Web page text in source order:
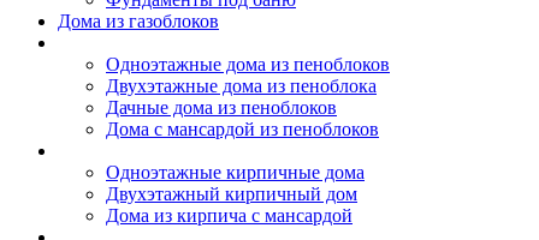
Дома из газоблоков
Одноэтажные дома из пеноблоков
Двухэтажные дома из пеноблока
Дачные дома из пеноблоков
Дома с мансардой из пеноблоков
Одноэтажные кирпичные дома
Двухэтажный кирпичный дом
Дома из кирпича с мансардой